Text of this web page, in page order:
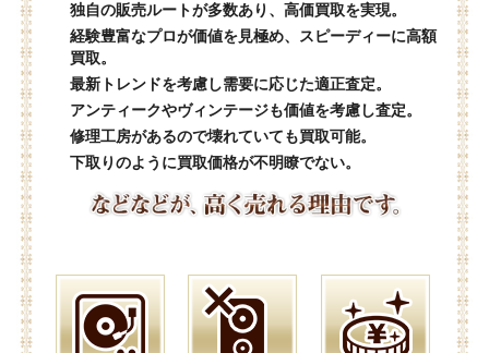
独自の販売ルートが多数あり、高価買取を実現。
経験豊富なプロが価値を見極め、スピーディーに高額
買取。
最新トレンドを考慮し需要に応じた適正査定。
アンティークやヴィンテージも価値を考慮し査定。
修理工房があるので壊れていても買取可能。
下取りのように買取価格が不明瞭でない。